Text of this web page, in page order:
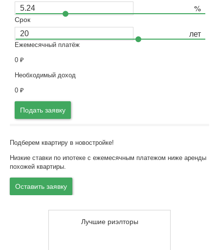
Срок
Ежемесячный платёж
0 ₽
Необходимый доход
0 ₽
Подать заявку
Подберем квартиру в новостройке!
Низкие ставки по ипотеке с ежемесячным платежом ниже аренды
похожей квартиры.
Оставить заявку
Лучшие риэлторы